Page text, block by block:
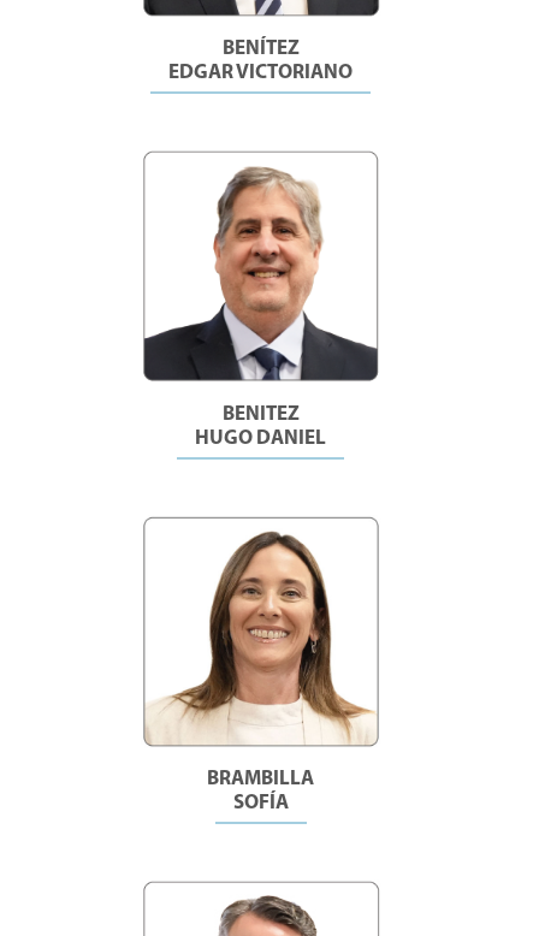
BENÍTEZ
EDGAR VICTORIANO
BENITEZ
HUGO DANIEL
BRAMBILLA
SOFÍA